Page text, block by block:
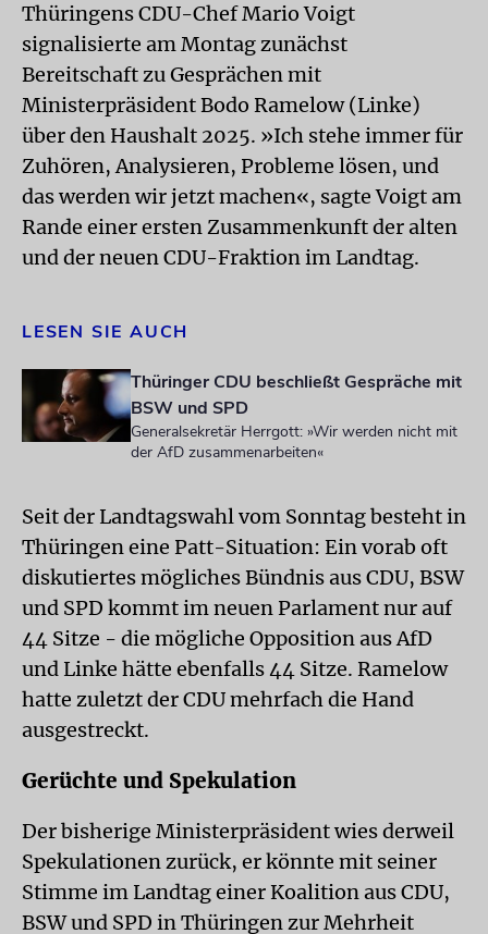
Thüringens CDU-Chef Mario Voigt
signalisierte am Montag zunächst
Bereitschaft zu Gesprächen mit
Ministerpräsident Bodo Ramelow (Linke)
über den Haushalt 2025. »Ich stehe immer für
Zuhören, Analysieren, Probleme lösen, und
das werden wir jetzt machen«, sagte Voigt am
Rande einer ersten Zusammenkunft der alten
und der neuen CDU-Fraktion im Landtag.
LESEN SIE AUCH
Thüringer CDU beschließt Gespräche mit
BSW und SPD
Generalsekretär Herrgott: »Wir werden nicht mit
der AfD zusammenarbeiten«
Seit der Landtagswahl vom Sonntag besteht in
Thüringen eine Patt-Situation: Ein vorab oft
diskutiertes mögliches Bündnis aus CDU, BSW
und SPD kommt im neuen Parlament nur auf
44 Sitze - die mögliche Opposition aus AfD
und Linke hätte ebenfalls 44 Sitze. Ramelow
hatte zuletzt der CDU mehrfach die Hand
ausgestreckt.
Gerüchte und Spekulation
Der bisherige Ministerpräsident wies derweil
Spekulationen zurück, er könnte mit seiner
Stimme im Landtag einer Koalition aus CDU,
BSW und SPD in Thüringen zur Mehrheit